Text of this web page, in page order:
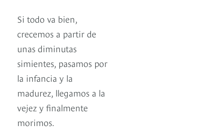
Si todo va bien,
crecemos a partir de
unas diminutas
simientes, pasamos por
la infancia y la
madurez, llegamos a la
vejez y finalmente
morimos.